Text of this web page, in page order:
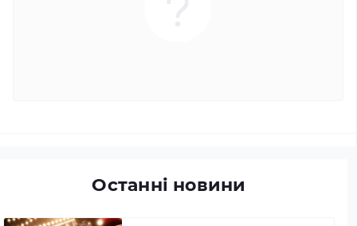
Останні новини